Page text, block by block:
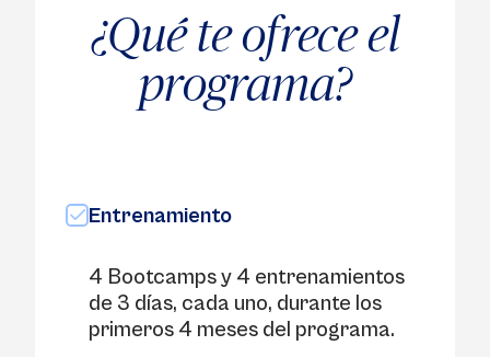
¿Qué te ofrece el
programa?
Entrenamiento
4 Bootcamps y 4 entrenamientos
de 3 días, cada uno, durante los
primeros 4 meses del programa.